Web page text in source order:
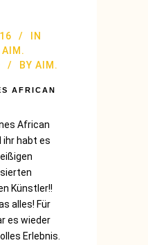
IN
AIM.
BY AIM.
AFRICAN
African
ihr habt es
Künstler!!
alles! Für
es wieder
Erlebnis.